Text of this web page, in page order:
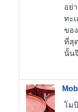
อย่
ทะ
ขอ
ที่สุ
นั้น
โม